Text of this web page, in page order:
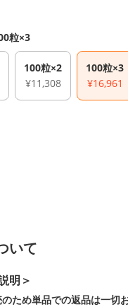
粒×3
100粒×2
¥11,308
100粒×3
¥16,961
いて
明＞
ため単品での返品は一切